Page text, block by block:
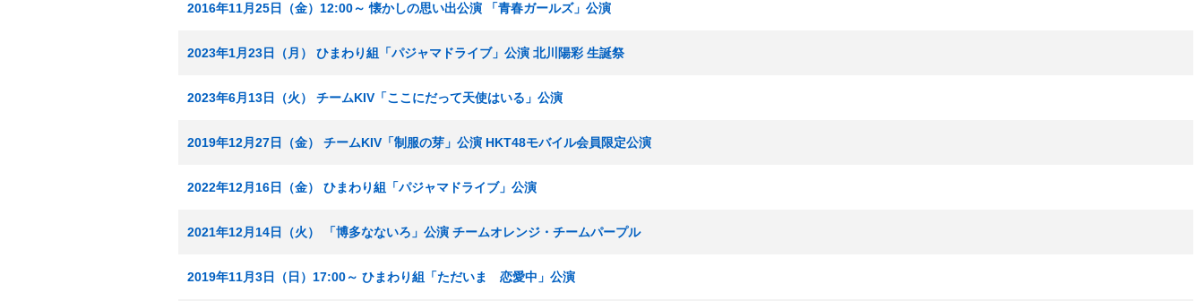
2016年11月25日（金）12:00～ 懐かしの思い出公演 「青春ガールズ」公演
2023年1月23日（月） ひまわり組「パジャマドライブ」公演 北川陽彩 生誕祭
2023年6月13日（火） チームKIV「ここにだって天使はいる」公演
2019年12月27日（金） チームKIV「制服の芽」公演 HKT48モバイル会員限定公演
2022年12月16日（金） ひまわり組「パジャマドライブ」公演
2021年12月14日（火） 「博多なないろ」公演 チームオレンジ・チームパープル
2019年11月3日（日）17:00～ ひまわり組「ただいま 恋愛中」公演